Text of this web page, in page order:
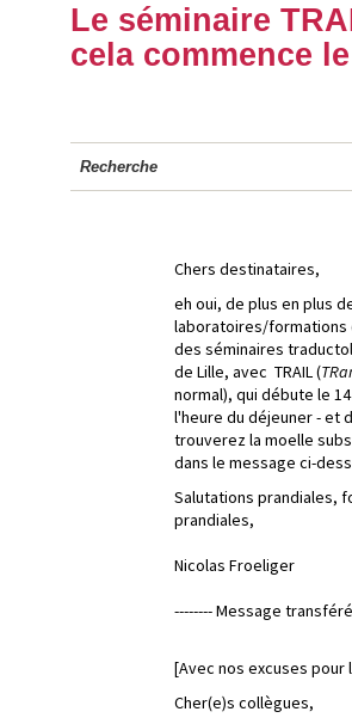
Le séminaire
cela commence
Recherche
Chers destinataires,
eh oui, de plus en plus
laboratoires/formations
des séminaires
de Lille, avec TRAIL (
normal), qui débute le
l'heure du déjeuner - et
trouverez la moelle
dans le message ci-
Salutations prandiales,
prandiales,
Nicolas Froeliger
-------- Message
[Avec nos excuses pour
Cher(e)s collègues,